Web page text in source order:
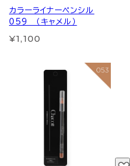
カラーライナーペンシル
059 （キャメル）
¥1,100